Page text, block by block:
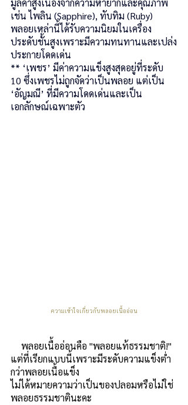
มูลค่าสูงเนื่องจากความหายากและคุณภาพ
เช่น ไพลิน (Sapphire), ทับทิม (Ruby)
พลอยเหล่านี้ได้รับความนิยมในเครื่อง
ประดับชั้นสูงเพราะมีความทนทานและเปล่ง
ประกายโดดเด่น
** ‘เพชร’ มีค่าความแข็งสูงสุดอยู่ที่ระดับ
10 ซึ่งเพชรไม่ถูกจัดว่าเป็นพลอย แต่เป็น
‘อัญมณี’ ที่มีความโดดเด่นและเป็น
เอกลักษณ์เฉพาะตัว
ความเข้าใจเกี่ยวกับพลอยเนื้ออ่อน
พลอยเนื้ออ่อนคือ "พลอยแท้ธรรมชาติ!"
แต่ที่เรียกแบบนี้เพราะมีระดับความแข็งต่ำ
กว่าพลอยเนื้อแข็ง
ไม่ได้หมายความว่าเป็นของปลอมหรือไม่ใช่
พลอยธรรมชาตินะคะ